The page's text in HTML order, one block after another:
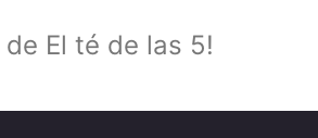
El té de las 5!